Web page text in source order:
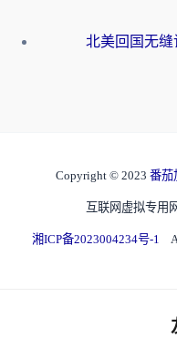
Copyright © 2023 番茄
互联网虚拟专用
湘ICP备2023004234号-1